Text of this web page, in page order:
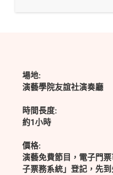
場地:
演藝學院友誼社演奏廳
時間長度:
約1小時
價格:
演藝免費節目，電子門
子票務系統」登記，先到